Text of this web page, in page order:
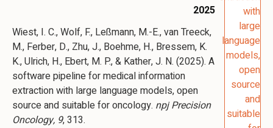
2025
Wiest, I. C., Wolf, F., Leßmann, M.-E., van Treeck,
M., Ferber, D., Zhu, J., Boehme, H., Bressem, K.
K., Ulrich, H., Ebert, M. P., & Kather, J. N. (2025). A
software pipeline for medical information
extraction with large language models, open
source and suitable for oncology. npj Precision
Oncology, 9, 313.